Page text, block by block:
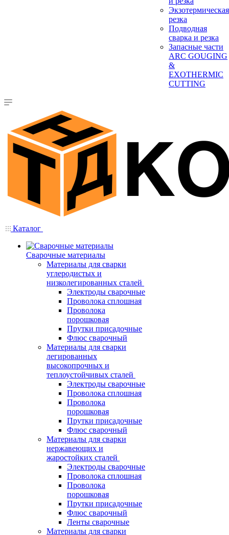
Экзотермическая
резка
Подводная
сварка и резка
Запасные части
ARC GOUGING
&
EXOTHERMIC
CUTTING
Каталог
Сварочные материалы
Материалы для сварки
углеродистых и
низколегированных сталей
Электроды сварочные
Проволока сплошная
Проволока
порошковая
Прутки присадочные
Флюс сварочный
Материалы для сварки
легированных
высокопрочных и
теплоустойчивых сталей
Электроды сварочные
Проволока сплошная
Проволока
порошковая
Прутки присадочные
Флюс сварочный
Материалы для сварки
нержавеющих и
жаростойких сталей
Электроды сварочные
Проволока сплошная
Проволока
порошковая
Прутки присадочные
Флюс сварочный
Ленты сварочные
Материалы для сварки